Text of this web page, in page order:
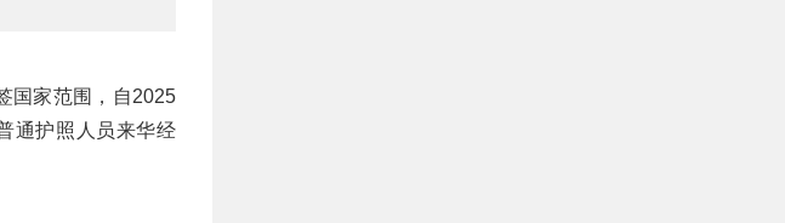
国家范围，自2025
通护照人员来华经